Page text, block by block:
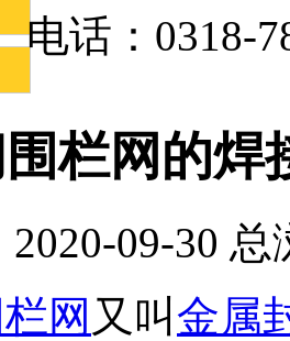
栏网的焊
09-30 总
网 又叫 金属
电话：0318-